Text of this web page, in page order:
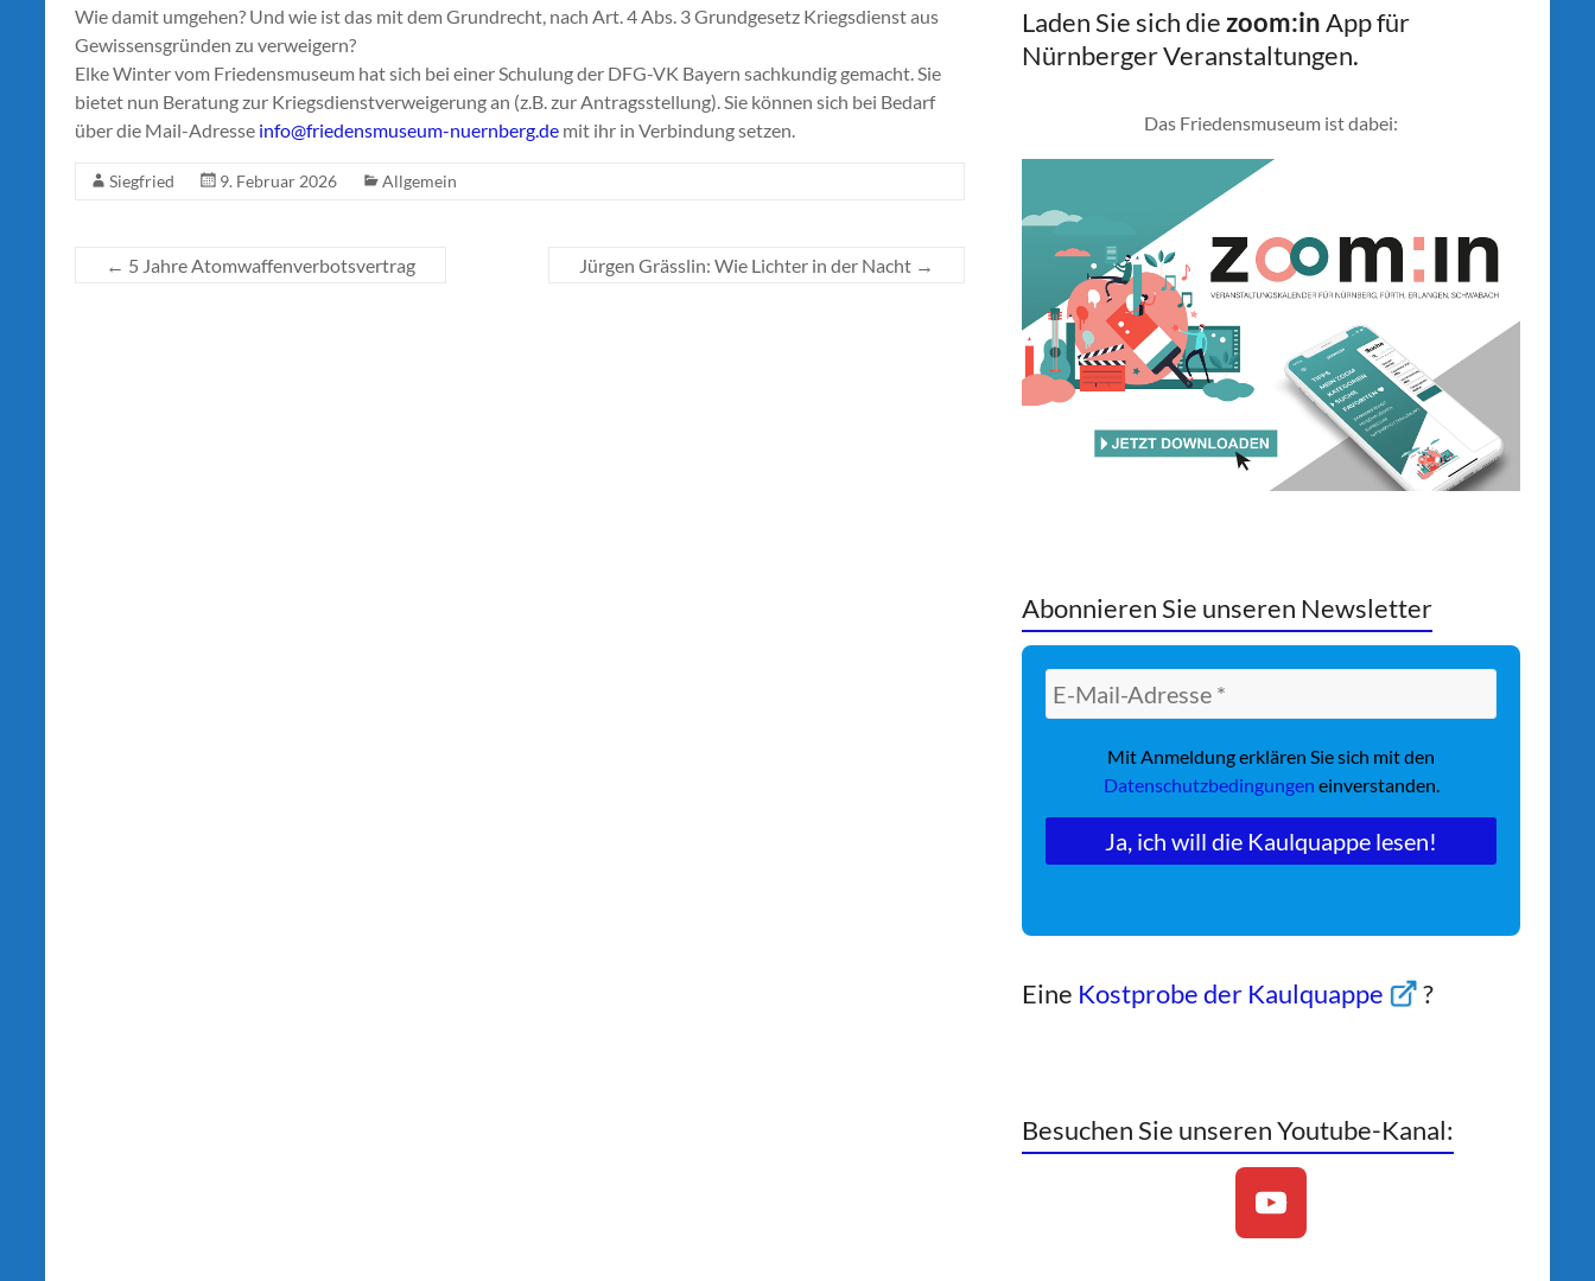
Wie damit umgehen? Und wie ist das mit dem Grundrecht, nach Art. 4 Abs. 3 Grundgesetz Kriegsdienst aus
Gewissensgründen zu verweigern?
Elke Winter vom Friedensmuseum hat sich bei einer Schulung der DFG-VK Bayern sachkundig gemacht. Sie
bietet nun Beratung zur Kriegsdienstverweigerung an (z.B. zur Antragsstellung). Sie können sich bei Bedarf
über die Mail-Adresse info@friedensmuseum-nuernberg.de mit ihr in Verbindung setzen.
Siegfried 9. Februar 2026 Allgemein
← 5 Jahre Atomwaffenverbotsvertrag Jürgen Grässlin: Wie Lichter in der Nacht →
Laden Sie sich diezoom:inApp für
Nürnberger Veranstaltungen.
Das Friedensmuseum ist dabei:
Abonnieren Sie unseren Newsletter
Mit Anmeldung erklären Sie sich mit den
Datenschutzbedingungen einverstanden.
Eine Kostprobe der Kaulquappe ?
Besuchen Sie unseren Youtube-Kanal: